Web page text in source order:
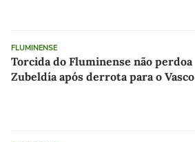
FLUMINENSE
Torcida do Fluminense não perdoa
Zubeldía após derrota para o Vasco